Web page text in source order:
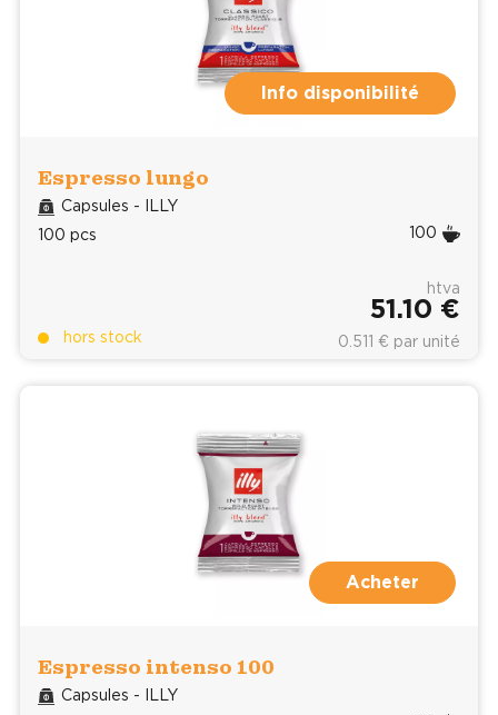
Info disponibilité
Espresso lungo
Capsules - ILLY
100 pcs
100
hors stock
htva
51.10 €
0.511 € par unité
Acheter
Espresso intenso 100
Capsules - ILLY